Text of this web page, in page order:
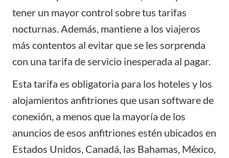
tener un mayor control sobre tus tarifas
nocturnas. Además, mantiene a los viajeros
más contentos al evitar que se les sorprenda
con una tarifa de servicio inesperada al pagar.
Esta tarifa es obligatoria para los hoteles y los
alojamientos anfitriones que usan software de
conexión, a menos que la mayoría de los
anuncios de esos anfitriones estén ubicados en
Estados Unidos, Canadá, las Bahamas, México,